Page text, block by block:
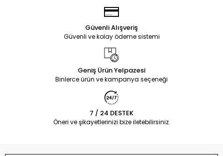
Güvenli Alışveriş
Güvenli ve kolay ödeme sistemi
Geniş Ürün Yelpazesi
Binlerce ürün ve kampanya seçeneği
7 / 24 DESTEK
Öneri ve şikayetlerinizi bize iletebilirsiniz.